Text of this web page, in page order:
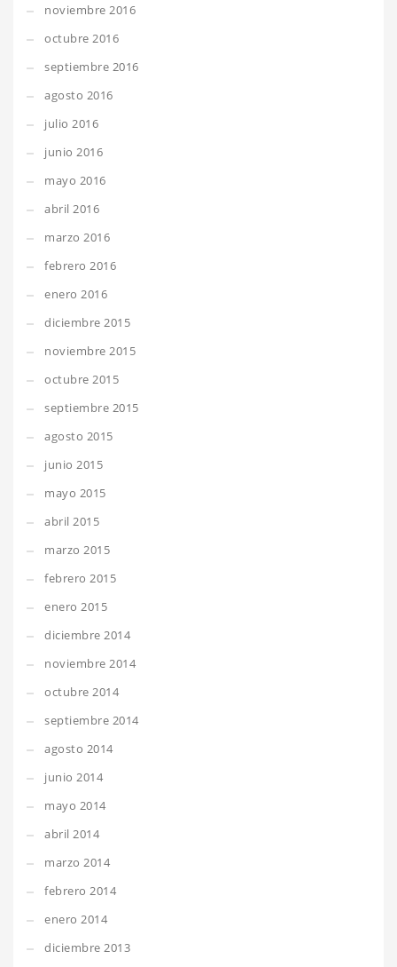
noviembre 2016
octubre 2016
septiembre 2016
agosto 2016
julio 2016
junio 2016
mayo 2016
abril 2016
marzo 2016
febrero 2016
enero 2016
diciembre 2015
noviembre 2015
octubre 2015
septiembre 2015
agosto 2015
junio 2015
mayo 2015
abril 2015
marzo 2015
febrero 2015
enero 2015
diciembre 2014
noviembre 2014
octubre 2014
septiembre 2014
agosto 2014
junio 2014
mayo 2014
abril 2014
marzo 2014
febrero 2014
enero 2014
diciembre 2013